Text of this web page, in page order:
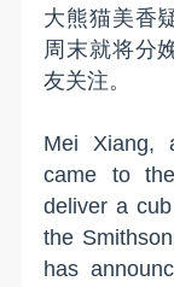
大熊猫美香
周末就将分
友关注。
Mei Xiang,
came to
deliver a
the
has